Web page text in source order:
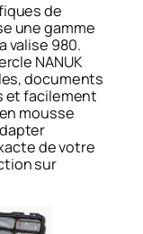
de
une gamme
valise 980.
NANUK
documents
et facilement
mousse
de votre
sur